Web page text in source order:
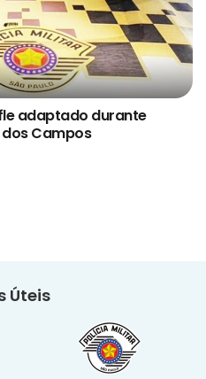
adaptado durante
Campos
Úteis